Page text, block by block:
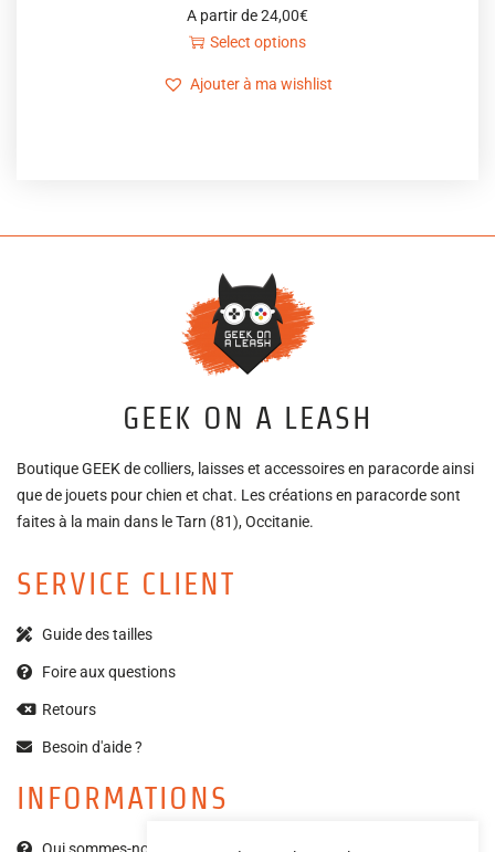
A partir de24,00€
Select options
Ajouter à ma wishlist
GEEK ON A LEASH
Boutique GEEK de colliers, laisses et accessoires en paracorde ainsi
que de jouets pour chien et chat. Les créations en paracorde sont
faites à la main dans le Tarn (81), Occitanie.
SERVICE CLIENT
Guide des tailles
Foire aux questions
Retours
Besoin d'aide ?
INFORMATIONS